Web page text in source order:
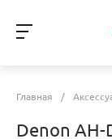
Главная /
Denon AH-